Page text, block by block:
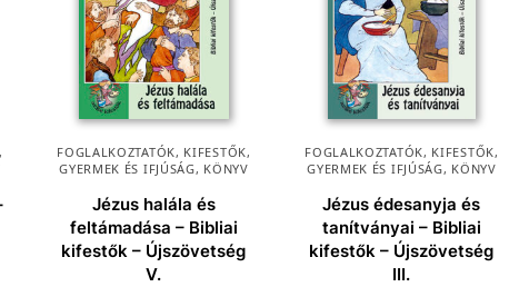
,
FOGLALKOZTATÓK, KIFESTŐK,
GYERMEK ÉS IFJÚSÁG, KÖNYV
Jézus halála és
feltámadása – Bibliai
kifestők – Újszövetség
V.
FOGLALKOZTATÓK, KIFESTŐK,
GYERMEK ÉS IFJÚSÁG, KÖNYV
Jézus édesanyja és
tanítványai – Bibliai
kifestők – Újszövetség
III.